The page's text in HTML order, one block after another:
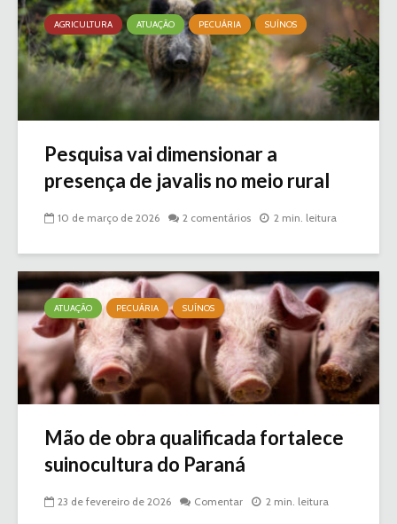
AGRICULTURA ATUAÇÃO PECUÁRIA SUÍNOS
Pesquisa vai dimensionar a
presença de javalis no meio rural
10 de março de 2026 2 comentários 2 min. leitura
ATUAÇÃO PECUÁRIA SUÍNOS
Mão de obra qualificada fortalece
suinocultura do Paraná
23 de fevereiro de 2026 Comentar 2 min. leitura